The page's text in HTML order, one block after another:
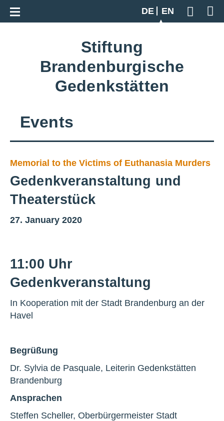
DE
EN
Geben
Go back to overview
Stiftung
Brandenburgische
Gedenkstätten
Events
Memorial to the Victims of Euthanasia Murders
Gedenkveranstaltung und
Theaterstück
27. January 2020
11:00 Uhr
Gedenkveranstaltung
In Kooperation mit der Stadt Brandenburg an der
Havel
Begrüßung
Dr. Sylvia de Pasquale, Leiterin Gedenkstätten
Brandenburg
Ansprachen
Steffen Scheller, Oberbürgermeister Stadt